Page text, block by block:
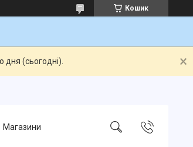
Кошик
(сьогодні).
Магазини